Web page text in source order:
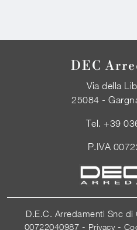
DEC
Via della
25084 -
Tel.+39
P.IVA
D.E.C. Arredamenti Snc di
00722040987 - Privacy-